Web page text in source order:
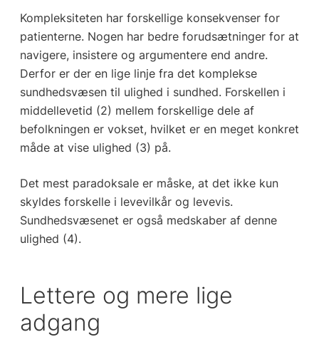
Kompleksiteten har forskellige konsekvenser for
patienterne. Nogen har bedre forudsætninger for at
navigere, insistere og argumentere end andre.
Derfor er der en lige linje fra det komplekse
sundhedsvæsen til ulighed i sundhed. Forskellen i
middellevetid (2) mellem forskellige dele af
befolkningen er vokset, hvilket er en meget konkret
måde at vise ulighed (3) på.
Det mest paradoksale er måske, at det ikke kun
skyldes forskelle i levevilkår og levevis.
Sundhedsvæsenet er også medskaber af denne
ulighed (4).
Lettere og mere lige
adgang